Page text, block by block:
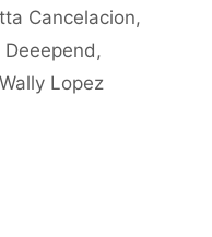
Cancelacion,
Deeepend ,
Wally Lopez